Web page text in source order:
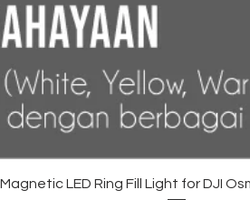
Quick View
LED Ring Fill Light for DJI